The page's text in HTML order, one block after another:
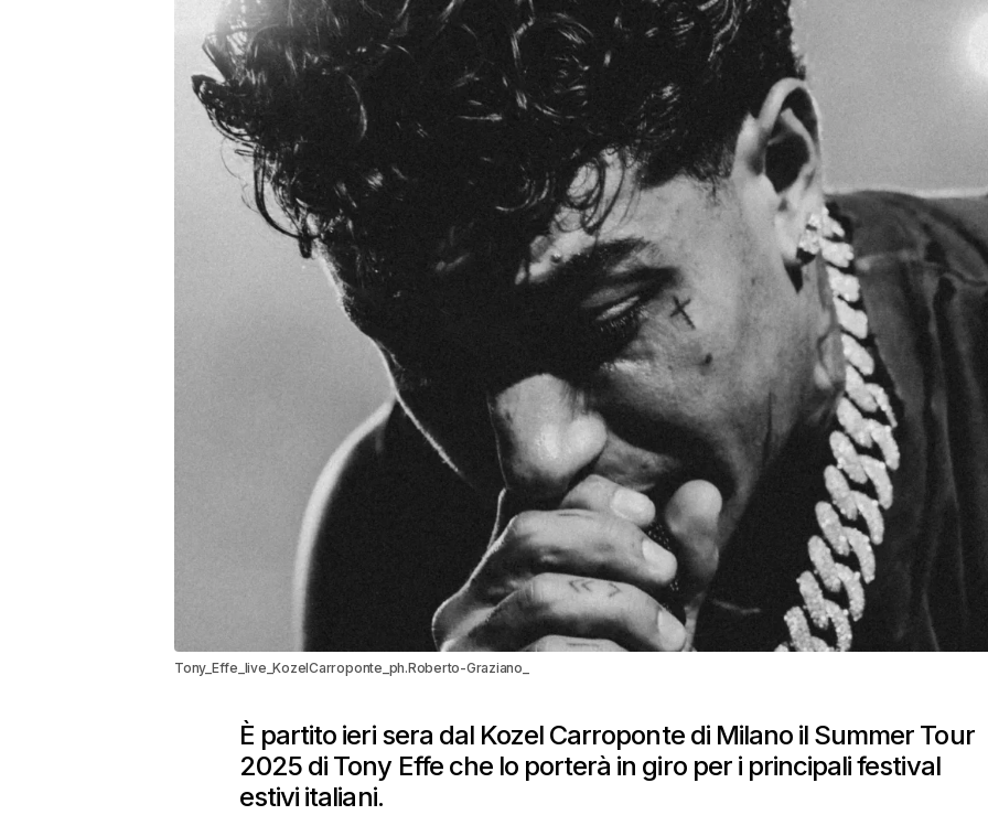
Tony_Effe_live_KozelCarroponte_ph.Roberto-Graziano_
È partito ieri sera dal Kozel Carroponte di Milano il Summer Tour
2025 di Tony Effe che lo porterà in giro per i principali festival
estivi italiani.